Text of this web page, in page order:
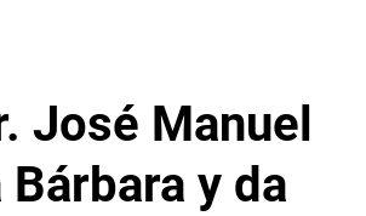
José Manuel
y da